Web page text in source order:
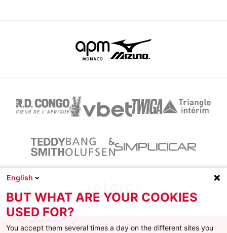
English
BUT WHAT ARE YOUR COOKIES
USED FOR?
You accept them several times a day on the different sites you